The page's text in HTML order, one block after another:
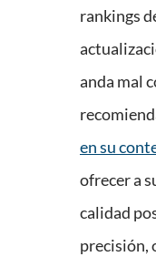
rankings
anda mal
en su
ofrecer a
calidad
precisión,